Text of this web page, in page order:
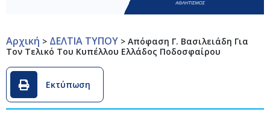
Αρχική > ΔΕΛΤΙΑ ΤΥΠΟΥ > Απόφαση Γ. Βασιλειάδη Για
Τον Τελικό Του Κυπέλλου Ελλάδος Ποδοσφαίρου
Εκτύπωση